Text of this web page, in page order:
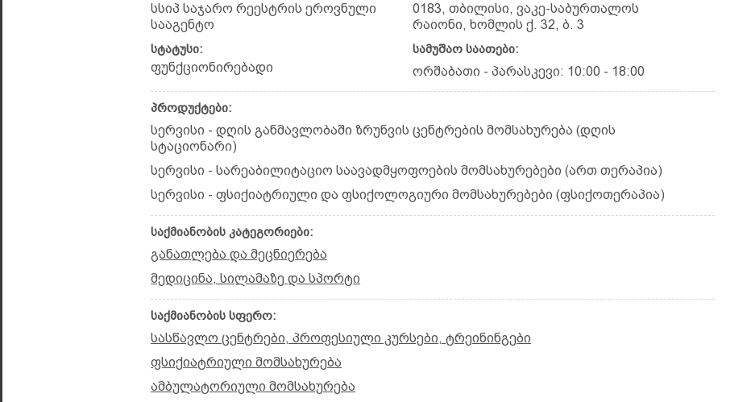
სსიპ საჯარო რეესტრის ეროვნული
სააგენტო
0183, თბილისი, ვაკე-საბურთალოს
რაიონი, ხომლის ქ. 32, ბ. 3
სტატუსი:
ფუნქციონირებადი
სამუშაო საათები:
ორშაბათი - პარასკევი: 10:00 - 18:00
პროდუქტები:
სერვისი - დღის განმავლობაში ზრუნვის ცენტრების მომსახურება (დღის
სტაციონარი)
სერვისი - სარეაბილიტაციო საავადმყოფოების მომსახურებები (ართ თერაპია)
სერვისი - ფსიქიატრიული და ფსიქოლოგიური მომსახურებები (ფსიქოთერაპია)
საქმიანობის კატეგორიები:
განათლება და მეცნიერება
მედიცინა, სილამაზე და სპორტი
საქმიანობის სფერო:
სასწავლო ცენტრები, პროფესიული კურსები, ტრეინინგები
ფსიქიატრიული მომსახურება
ამბულატორიული მომსახურება